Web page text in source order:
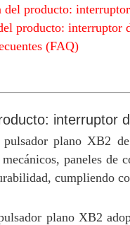
producto:
producto: interruptor
(FAQ)
interruptor
plano XB2
paneles
cumpliendo
plano XB2